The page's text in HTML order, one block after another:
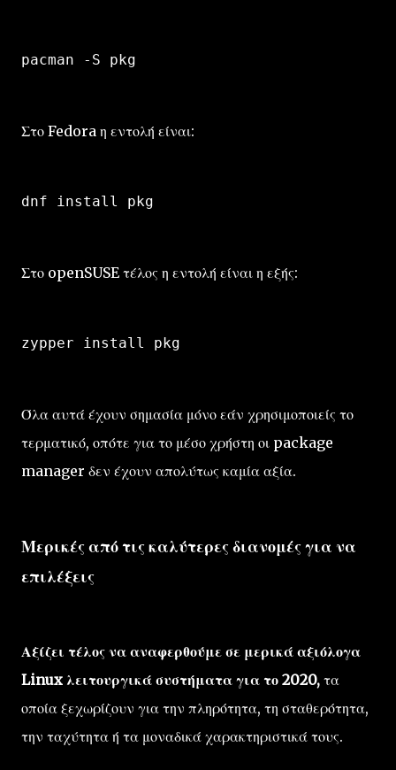
pacman -S pkg
Στο Fedora η εντολή είναι:
dnf install pkg
Στο openSUSE τέλος η εντολή είναι η εξής:
zypper install pkg
Όλα αυτά έχουν σημασία μόνο εάν χρησιμοποιείς το
τερματικό, οπότε για το μέσο χρήστη οι package
manager δεν έχουν απολύτως καμία αξία.
Μερικές από τις καλύτερες διανομές για να
επιλέξεις
Αξίζει τέλος να αναφερθούμε σε μερικά αξιόλογα
Linux λειτουργικά συστήματα για το 2020, τα
οποία ξεχωρίζουν για την πληρότητα, τη σταθερότητα,
την ταχύτητα ή τα μοναδικά χαρακτηριστικά τους.